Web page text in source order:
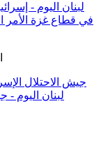
جيش الاحتلال